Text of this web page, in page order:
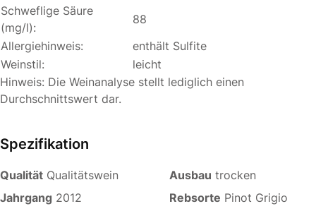
Schweflige Säure
(mg/l):
88
Allergiehinweis:
enthält Sulfite
Weinstil:
leicht
Hinweis: Die Weinanalyse stellt lediglich einen
Durchschnittswert dar.
Spezifikation
Qualität Qualitätswein
Jahrgang 2012
Ausbau trocken
Rebsorte Pinot Grigio